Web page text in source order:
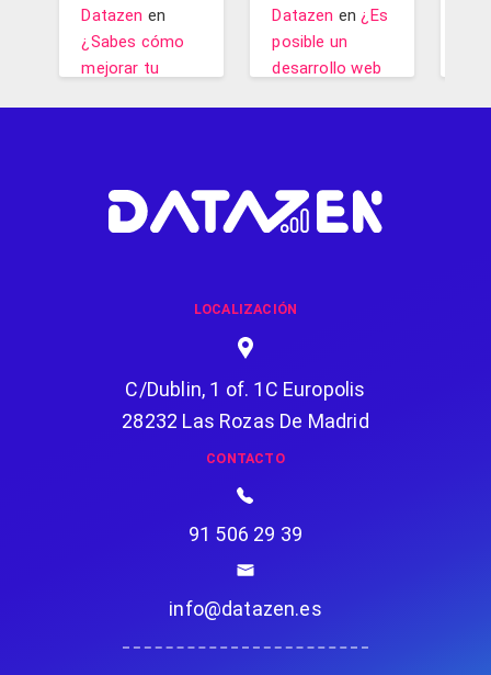
Datazen en
¿Sabes cómo
mejorar tu
Datazen en ¿Es
posible un
desarrollo web
LOCALIZACIÓN
C/Dublin, 1 of. 1C Europolis
28232 Las Rozas De Madrid
CONTACTO
91 506 29 39
info@datazen.es